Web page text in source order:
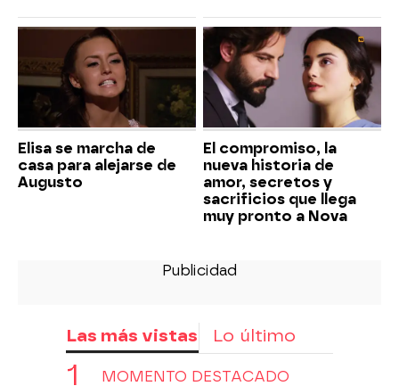
Elisa se marcha de
casa para alejarse de
Augusto
El compromiso, la
nueva historia de
amor, secretos y
sacrificios que llega
muy pronto a Nova
Las más vistas Lo último
MOMENTO DESTACADO